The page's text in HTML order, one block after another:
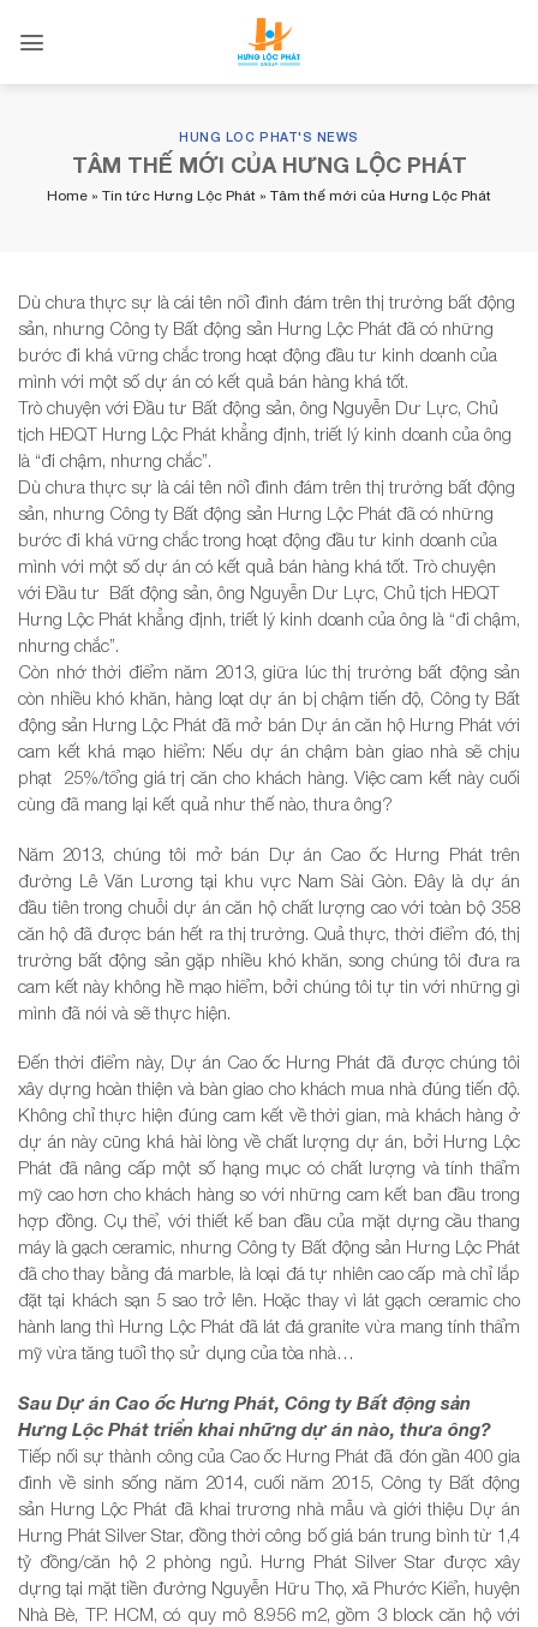
HUNG LOC PHAT'S NEWS
TÂM THẾ MỚI CỦA HƯNG LỘC PHÁT
Home » Tin tức Hưng Lộc Phát » Tâm thế mới của Hưng Lộc Phát
Dù chưa thực sự là cái tên nổi đình đám trên thị trường bất động
sản, nhưng Công ty Bất động sản Hưng Lộc Phát đã có những
bước đi khá vững chắc trong hoạt động đầu tư kinh doanh của
mình với một số dự án có kết quả bán hàng khá tốt.
Trò chuyện với Đầu tư Bất động sản, ông Nguyễn Dư Lực, Chủ
tịch HĐQT Hưng Lộc Phát khẳng định, triết lý kinh doanh của ông
là “đi chậm, nhưng chắc”.
Dù chưa thực sự là cái tên nổi đình đám trên thị trường bất động
sản, nhưng Công ty Bất động sản Hưng Lộc Phát đã có những
bước đi khá vững chắc trong hoạt động đầu tư kinh doanh của
mình với một số dự án có kết quả bán hàng khá tốt. Trò chuyện
với Đầu tư Bất động sản, ông Nguyễn Dư Lực, Chủ tịch HĐQT
Hưng Lộc Phát khẳng định, triết lý kinh doanh của ông là “đi chậm,
nhưng chắc”.
Còn nhớ thời điểm năm 2013, giữa lúc thị trường bất động sản
còn nhiều khó khăn, hàng loạt dự án bị chậm tiến độ, Công ty Bất
động sản Hưng Lộc Phát đã mở bán Dự án căn hộ Hưng Phát với
cam kết khá mạo hiểm: Nếu dự án chậm bàn giao nhà sẽ chịu
phạt 25%/tổng giá trị căn cho khách hàng. Việc cam kết này cuối
cùng đã mang lại kết quả như thế nào, thưa ông?
Năm 2013, chúng tôi mở bán Dự án Cao ốc Hưng Phát trên
đường Lê Văn Lương tại khu vực Nam Sài Gòn. Đây là dự án
đầu tiên trong chuỗi dự án căn hộ chất lượng cao với toàn bộ 358
căn hộ đã được bán hết ra thị trường. Quả thực, thời điểm đó, thị
trường bất động sản gặp nhiều khó khăn, song chúng tôi đưa ra
cam kết này không hề mạo hiểm, bởi chúng tôi tự tin với những gì
mình đã nói và sẽ thực hiện.
Đến thời điểm này, Dự án Cao ốc Hưng Phát đã được chúng tôi
xây dựng hoàn thiện và bàn giao cho khách mua nhà đúng tiến độ.
Không chỉ thực hiện đúng cam kết về thời gian, mà khách hàng ở
dự án này cũng khá hài lòng về chất lượng dự án, bởi Hưng Lộc
Phát đã nâng cấp một số hạng mục có chất lượng và tính thẩm
mỹ cao hơn cho khách hàng so với những cam kết ban đầu trong
hợp đồng. Cụ thể, với thiết kế ban đầu của mặt dựng cầu thang
máy là gạch ceramic, nhưng Công ty Bất động sản Hưng Lộc Phát
đã cho thay bằng đá marble, là loại đá tự nhiên cao cấp mà chỉ lắp
đặt tại khách sạn 5 sao trở lên. Hoặc thay vì lát gạch ceramic cho
hành lang thì Hưng Lộc Phát đã lát đá granite vừa mang tính thẩm
mỹ vừa tăng tuổi thọ sử dụng của tòa nhà…
Sau Dự án Cao ốc Hưng Phát, Công ty Bất động sản
Hưng Lộc Phát triển khai những dự án nào, thưa ông?
Tiếp nối sự thành công của Cao ốc Hưng Phát đã đón gần 400 gia
đình về sinh sống năm 2014, cuối năm 2015, Công ty Bất động
sản Hưng Lộc Phát đã khai trương nhà mẫu và giới thiệu Dự án
Hưng Phát Silver Star, đồng thời công bố giá bán trung bình từ 1,4
tỷ đồng/căn hộ 2 phòng ngủ. Hưng Phát Silver Star được xây
dựng tại mặt tiền đường Nguyễn Hữu Thọ, xã Phước Kiển, huyện
Nhà Bè, TP. HCM, có quy mô 8.956 m2, gồm 3 block căn hộ với